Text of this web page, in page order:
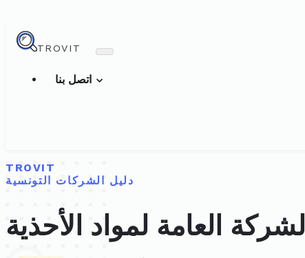
TROVIT
TROVIT
دليل الشركات التونسية
الشركة العامة لمواد الأحذية